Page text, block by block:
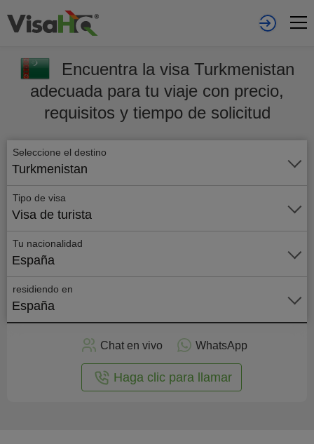
Encuentra la visa Turkmenistan
adecuada para tu viaje con precio,
requisitos y tiempo de solicitud
Seleccione el destino
Turkmenistan
Tipo de visa
Visa de turista
Tu nacionalidad
España
residiendo en
España
Chat en vivo WhatsApp
Haga clic para llamar